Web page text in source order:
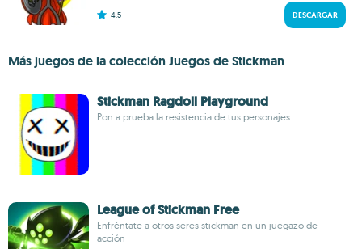
4.5 DESCARGAR
Más juegos de la colección Juegos de Stickman
Stickman Ragdoll Playground
Pon a prueba la resistencia de tus personajes
League of Stickman Free
Enfréntate a otros seres stickman en un juegazo de
acción